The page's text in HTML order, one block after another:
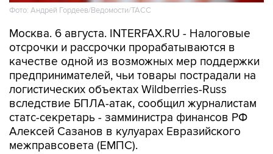
Фото: Андрей Гордеев/Ведомости/ТАСС
Москва. 6 августа. INTERFAX.RU - Налоговые
отсрочки и рассрочки прорабатываются в
качестве одной из возможных мер поддержки
предпринимателей, чьи товары пострадали на
логистических объектах Wildberries-Russ
вследствие БПЛА-атак, сообщил журналистам
статс-секретарь - замминистра финансов РФ
Алексей Сазанов в кулуарах Евразийского
межправсовета (ЕМПС).